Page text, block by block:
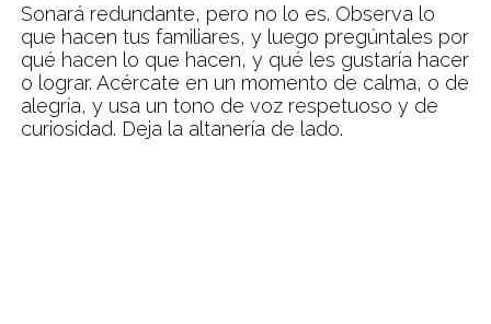
Sonará redundante, pero no lo es. Observa lo
que hacen tus familiares, y luego pregúntales por
qué hacen lo que hacen, y qué les gustaría hacer
o lograr. Acércate en un momento de calma, o de
alegría, y usa un tono de voz respetuoso y de
curiosidad. Deja la altanería de lado.